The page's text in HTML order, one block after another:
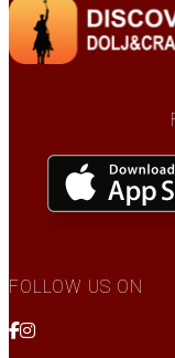
FOLLOW US ON